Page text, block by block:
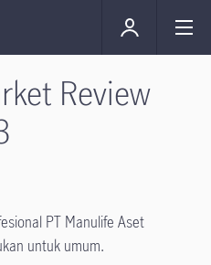
Review
PT Manulife Aset
untuk umum.